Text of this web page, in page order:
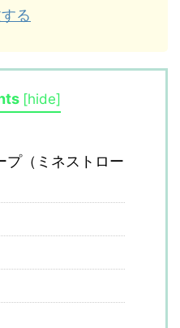
る
[hide]
プ（ミネストロー